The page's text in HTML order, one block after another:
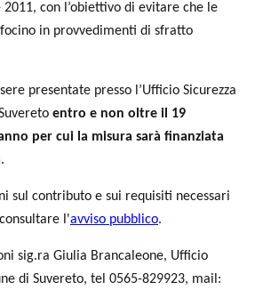
con l’obiettivo di evitare che le
in provvedimenti di sfratto
presentate presso l’Ufficio Sicurezza
entro e non oltre il 19
per cui la misura sarà finanziata
.
sul contributo e sui requisiti necessari
l'avviso pubblico.
sig.ra Giulia Brancaleone, Ufficio
di Suvereto, tel 0565-829923, mail: